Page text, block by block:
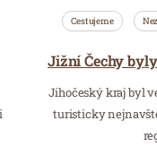
Cestujeme
Jihočeský kraj byl
turisticky